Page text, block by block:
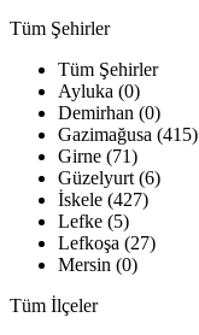
Tüm Şehirler
Tüm Şehirler
Ayluka (0)
Demirhan (0)
Gazimağusa (415)
Girne (71)
Güzelyurt (6)
İskele (427)
Lefke (5)
Lefkoşa (27)
Mersin (0)
Tüm İlçeler